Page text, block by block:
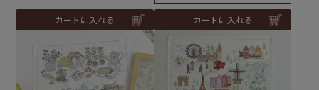
カートに入れる カートに入れる